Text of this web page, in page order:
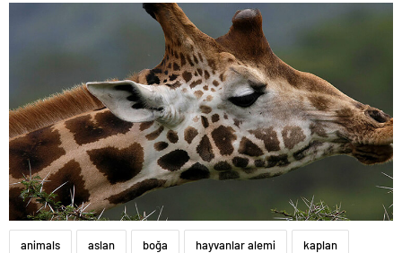
animals aslan boğa hayvanlar alemi kaplan